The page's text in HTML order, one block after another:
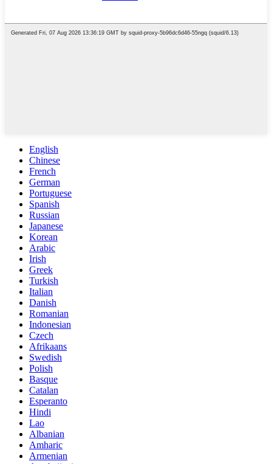
English
Chinese
French
German
Portuguese
Spanish
Russian
Japanese
Korean
Arabic
Irish
Greek
Turkish
Italian
Danish
Romanian
Indonesian
Czech
Afrikaans
Swedish
Polish
Basque
Catalan
Esperanto
Hindi
Lao
Albanian
Amharic
Armenian